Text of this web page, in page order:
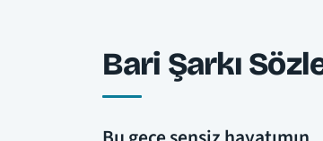
Bari Şarkı